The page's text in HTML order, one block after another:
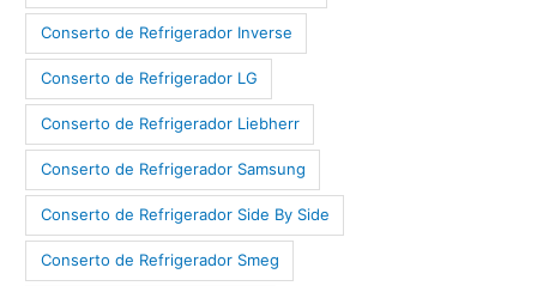
Conserto de Refrigerador Inverse
Conserto de Refrigerador LG
Conserto de Refrigerador Liebherr
Conserto de Refrigerador Samsung
Conserto de Refrigerador Side By Side
Conserto de Refrigerador Smeg